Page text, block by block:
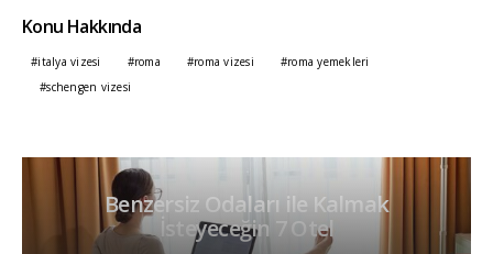
Konu Hakkında
italya vizesi roma roma vizesi
roma yemekleri
schengen vizesi
Benzersiz Odaları ile Kalmak
İsteyeceğin 7 Otel